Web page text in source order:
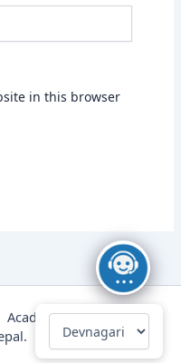
in this browser
Academy Powered by